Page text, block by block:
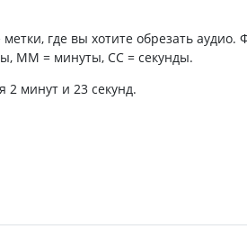
где вы хотите обрезать аудио.
ММ = минуты, СС = секунды.
2 минут и 23 секунд.